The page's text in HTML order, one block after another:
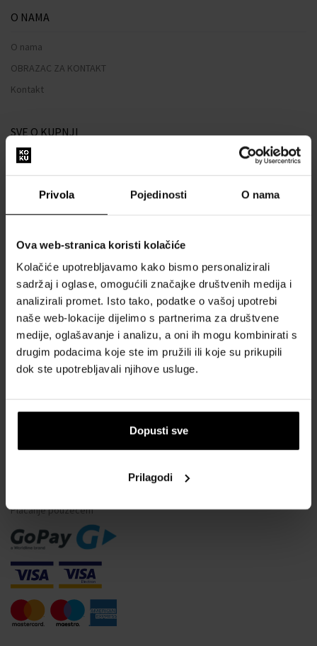
Privola Pojedinosti O nama
Ova web-stranica koristi kolačiće
Kolačiće upotrebljavamo kako bismo personalizirali
sadržaj i oglase, omogućili značajke društvenih medija i
analizirali promet. Isto tako, podatke o vašoj upotrebi
naše web-lokacije dijelimo s partnerima za društvene
medije, oglašavanje i analizu, a oni ih mogu kombinirati s
drugim podacima koje ste im pružili ili koje su prikupili
dok ste upotrebljavali njihove usluge.
Dopusti sve
Prilagodi
O NAMA
O nama
OBRAZAC ZA KONTAKT
Kontakt
SVE O KUPNJI
Sustav vjernosti
Način dostave
Kada ću dobiti naručenu robu?
Zašto parfemi i satovi od nas?
Što je tester parfema?
Vodootpornost satova
Često postavljana pitanja
Samo originalna roba
Odustajanje od ugovora
Promjena pristanka za kolačiće
Plaćanje pouzećem